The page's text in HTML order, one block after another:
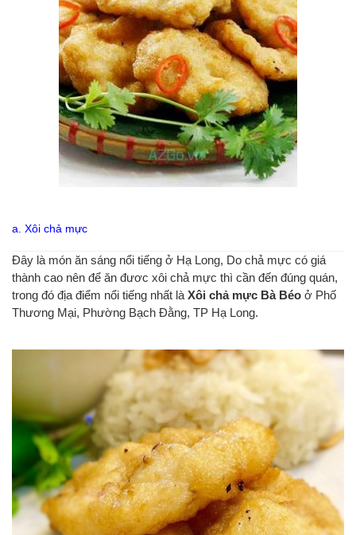
a. Xôi chả mực
Đây là món ăn sáng nổi tiếng ở Hạ Long, Do chả mực có giá
thành cao nên để ăn đươc xôi chả mực thì cần đến đúng quán,
trong đó địa điểm nổi tiếng nhất là Xôi chả mực Bà Béo ở Phố
Thương Mại, Phường Bạch Đằng, TP Hạ Long.